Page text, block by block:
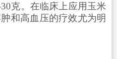
克。在临床上应用玉米
和高血压的疗效尤为明